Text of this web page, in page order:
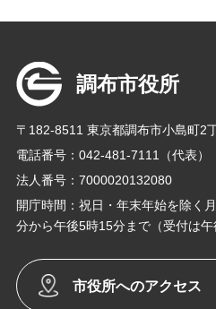
調布市役所
〒182-8511 東京都調布市小島町2
電話番号：042-481-7111（代表）
法人番号：7000020132080
開庁時間：祝日・年末年始を除く
分から午後5時15分まで（受付は午
市役所へのアクセス